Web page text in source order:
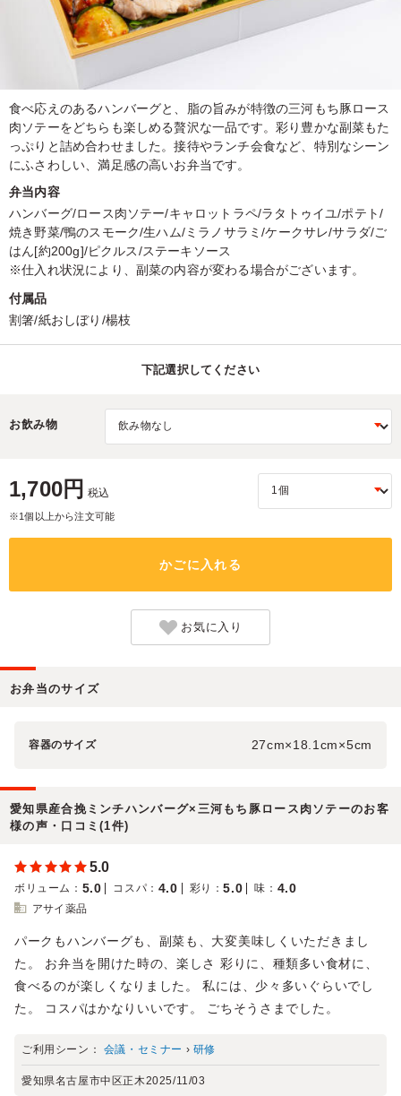
食べ応えのあるハンバーグと、脂の旨みが特徴の三河もち豚ロース
肉ソテーをどちらも楽しめる贅沢な一品です。彩り豊かな副菜もた
っぷりと詰め合わせました。接待やランチ会食など、特別なシーン
にふさわしい、満足感の高いお弁当です。
弁当内容
ハンバーグ/ロース肉ソテー/キャロットラペ/ラタトゥイユ/ポテト/
焼き野菜/鴨のスモーク/生ハム/ミラノサラミ/ケークサレ/サラダ/ご
はん[約200g]/ピクルス/ステーキソース
※仕入れ状況により、副菜の内容が変わる場合がございます。
付属品
割箸/紙おしぼり/楊枝
下記選択してください
お飲み物
1,700円 税込
※1個以上から注文可能
かごに入れる
お気に入り
お弁当のサイズ
容器のサイズ 27cm×18.1cm×5cm
愛知県産合挽ミンチハンバーグ×三河もち豚ロース肉ソテーのお客
様の声・口コミ(1件)
5.0
ボリューム ： 5.0 コスパ ： 4.0 彩り ：5.0 味 ： 4.0
アサイ薬品
パークもハンバーグも、副菜も、大変美味しくいただきまし
た。 お弁当を開けた時の、楽しさ 彩りに、種類多い食材に、
食べるのが楽しくなりました。 私には、少々多いぐらいでし
た。 コスパはかなりいいです。 ごちそうさまでした。
ご利用シーン： 会議・セミナー › 研修
愛知県名古屋市中区正木2025/11/03